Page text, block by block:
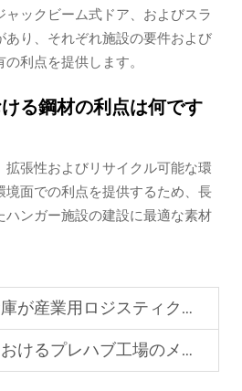
ックビーム式ドア、およびスラ
あり、それぞれ施設の要件および
利点を提供します。
る鋼材の利点は何です
張性およびリサイクル可能な環
境面での利点を提供するため、長
ハンガー施設の建設に最適な素材
ロジスティクス保管に最適な理由とは？
プレハブ工場のメリットとは？